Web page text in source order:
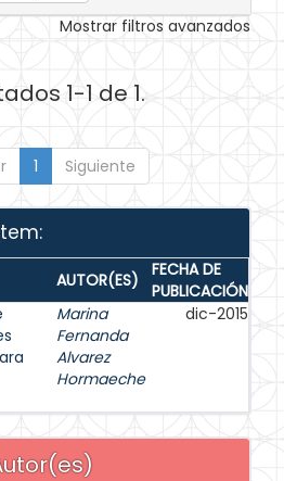
Mostrar filtros avanzados
1-1 de 1.
1 Siguiente
AUTOR(ES)
FECHA DE
PUBLICACIÓN
Marina
Fernanda
Alvarez
Hormaeche
dic-2015